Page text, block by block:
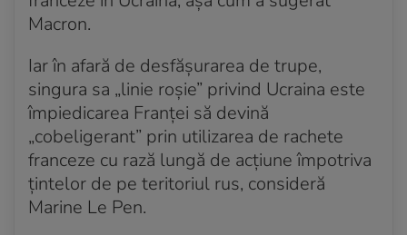
Macron.
Iar în afară de desfășurarea de trupe,
singura sa „linie roșie” privind Ucraina este
împiedicarea Franței să devină
„cobeligerant” prin utilizarea de rachete
franceze cu rază lungă de acțiune împotriva
țintelor de pe teritoriul rus, consideră
Marine Le Pen.